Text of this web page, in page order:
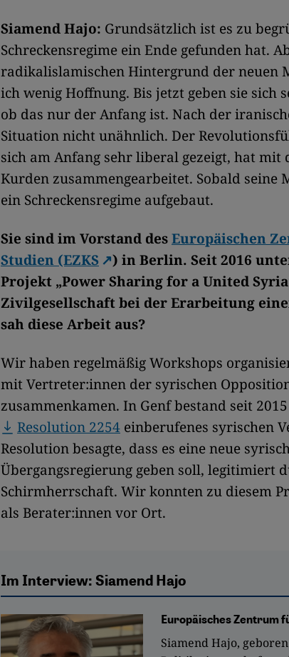
Siamend Hajo: Grundsätzlich ist es zu
Schreckensregime ein Ende gefunden hat.
radikalislamischen Hintergrund der neuen
ich wenig Hoffnung. Bis jetzt geben sie sich
ob das nur der Anfang ist. Nach der
Situation nicht unähnlich. Der
sich am Anfang sehr liberal gezeigt, hat mit
Kurden zusammengearbeitet. Sobald seine
ein Schreckensregime aufgebaut.
Sie sind im Vorstand desEuropäischen
Studien (EZKS
) in Berlin. Seit 2016
Projekt „Power Sharing for a United
Zivilgesellschaft bei der Erarbeitung
sah diese Arbeit aus?
Wir haben regelmäßig Workshops
mit Vertreter:innen der syrischen
zusammenkamen. In Genf bestand seit
Resolution 2254 einberufenes syrischen
Resolution besagte, dass es eine neue
Übergangsregierung geben soll, legitimiert
Schirmherrschaft. Wir konnten zu diesem
als Berater:innen vor Ort.
Im Interview: Siamend Hajo
Europäisches Zentrum
Siamend Hajo,